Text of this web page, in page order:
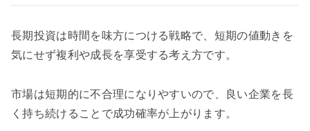
長期投資は時間を味方につける戦略で、短期の値動きを
気にせず複利や成長を享受する考え方です。
市場は短期的に不合理になりやすいので、良い企業を長
く持ち続けることで成功確率が上がります。